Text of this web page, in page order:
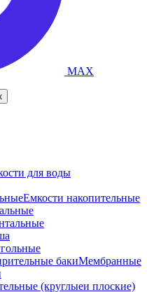
MAX
для воды
Емкости накопительные
Мембранные